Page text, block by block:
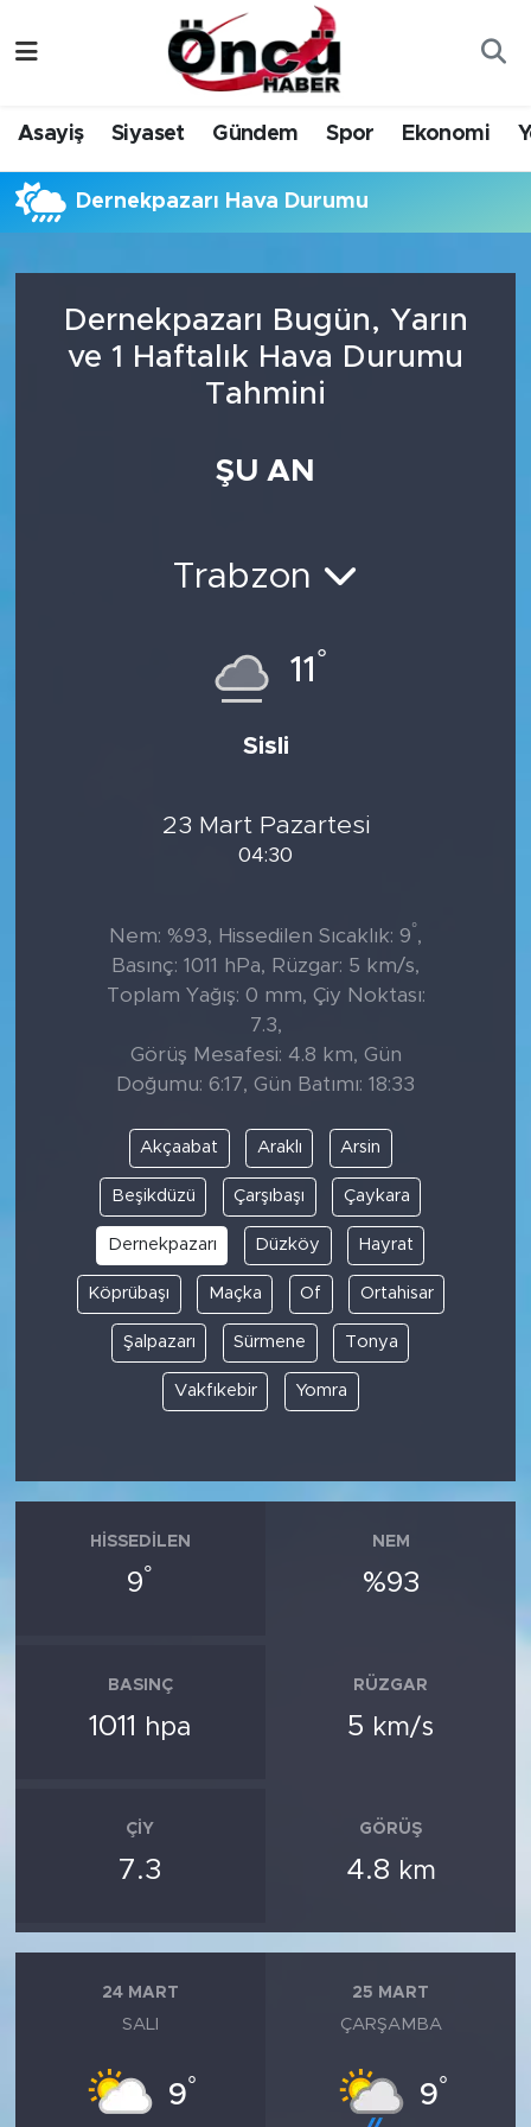
Asayiş Siyaset Gündem Spor Ekonomi
Dernekpazarı Hava Durumu
Dernekpazarı Bugün, Yarın
ve 1 Haftalık Hava Durumu
Tahmini
ŞU AN
Trabzon
11 °
Sisli
23 Mart Pazartesi
04:30
Nem: %93, Hissedilen Sıcaklık: 9°,
Basınç: 1011 hPa, Rüzgar: 5 km/s,
Toplam Yağış: 0 mm, Çiy Noktası:
7.3,
Görüş Mesafesi: 4.8 km, Gün
Doğumu: 6:17, Gün Batımı: 18:33
Akçaabat Araklı Arsin
Beşikdüzü Çarşıbaşı Çaykara
Dernekpazarı Düzköy Hayrat
Köprübaşı Maçka Of Ortahisar
Şalpazarı Sürmene Tonya
Vakfıkebir Yomra
HISSEDILEN
9°
NEM
%93
BASINÇ
1011 hpa
RÜZGAR
5 km/s
ÇIY
7.3
GÖRÜŞ
4.8 km
24 MART
SALI
9°
25 MART
ÇARŞAMBA
9°
Gündem
Sağlık & Çevre
Spor
Siyaset
Düzce Nöbetçi Eczaneler
Düzce Hava Durumu
Düzce Namaz Vakitleri
Düzce Trafik Yoğunluk Haritası
Süper Lig Puan Durumu ve Fikstür
Tüm Manşetler